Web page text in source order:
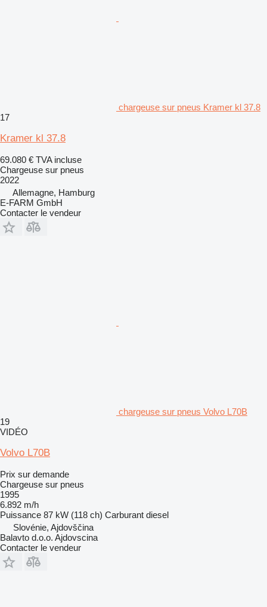
chargeuse sur pneus Kramer kl 37.8
17
Kramer kl 37.8
69.080 € TVA incluse
Chargeuse sur pneus
2022
Allemagne, Hamburg
E-FARM GmbH
Contacter le vendeur
chargeuse sur pneus Volvo L70B
19
VIDÉO
Volvo L70B
Prix sur demande
Chargeuse sur pneus
1995
6.892 m/h
Puissance 87 kW (118 ch) Carburant diesel
Slovénie, Ajdovščina
Balavto d.o.o. Ajdovscina
Contacter le vendeur